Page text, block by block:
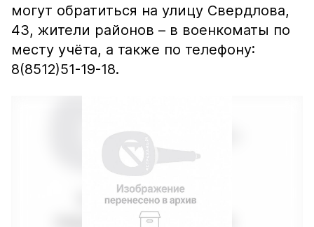
могут обратиться на улицу Свердлова,
43, жители районов – в военкоматы по
месту учёта, а также по телефону:
8(8512)51-19-18.